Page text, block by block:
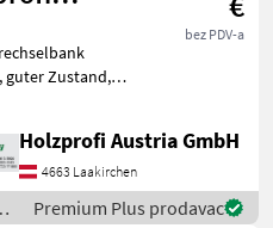
bez PDV-a
350
Holzprofi Austria GmbH
4663 Laakirchen
Premium Plus prodavac